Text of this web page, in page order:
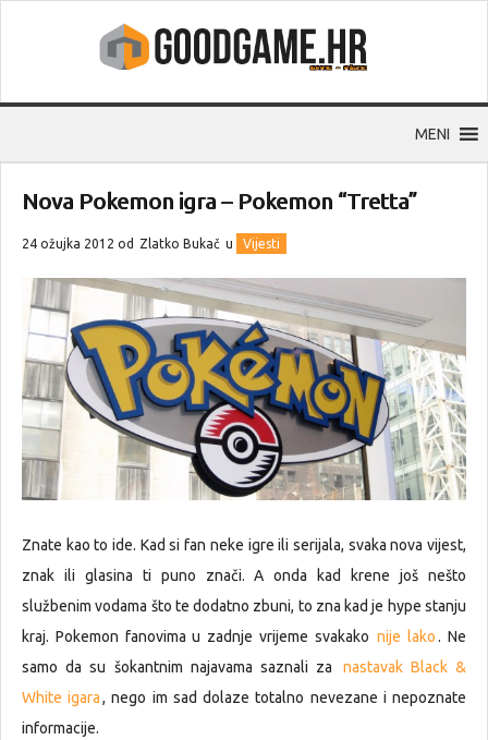
MENI
Nova Pokemon igra – Pokemon “Tretta”
24 ožujka 2012 od Zlatko Bukač u Vijesti
Znate kao to ide. Kad si fan neke igre ili serijala, svaka nova vijest,
znak ili glasina ti puno znači. A onda kad krene još nešto
službenim vodama što te dodatno zbuni, to zna kad je hype stanju
kraj. Pokemon fanovima u zadnje vrijeme svakako nije lako . Ne
samo da su šokantnim najavama saznali za
nastavak Black &
White igara , nego im sad dolaze totalno nevezane i nepoznate
informacije.